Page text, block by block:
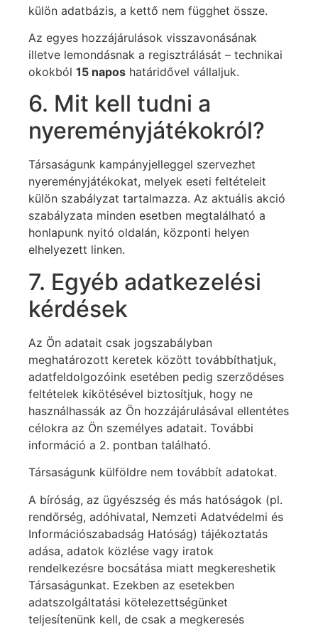
külön adatbázis, a kettő nem függhet össze.
Az egyes hozzájárulások visszavonásának
illetve lemondásnak a regisztrálását – technikai
okokból 15 napos határidővel vállaljuk.
6. Mit kell tudni a
nyereményjátékokról?
Társaságunk kampányjelleggel szervezhet
nyereményjátékokat, melyek eseti feltételeit
külön szabályzat tartalmazza. Az aktuális akció
szabályzata minden esetben megtalálható a
honlapunk nyitó oldalán, központi helyen
elhelyezett linken.
7. Egyéb adatkezelési
kérdések
Az Ön adatait csak jogszabályban
meghatározott keretek között továbbíthatjuk,
adatfeldolgozóink esetében pedig szerződéses
feltételek kikötésével biztosítjuk, hogy ne
használhassák az Ön hozzájárulásával ellentétes
célokra az Ön személyes adatait. További
információ a 2. pontban található.
Társaságunk külföldre nem továbbít adatokat.
A bíróság, az ügyészség és más hatóságok (pl.
rendőrség, adóhivatal, Nemzeti Adatvédelmi és
Információszabadság Hatóság) tájékoztatás
adása, adatok közlése vagy iratok
rendelkezésre bocsátása miatt megkereshetik
Társaságunkat. Ezekben az esetekben
adatszolgáltatási kötelezettségünket
teljesítenünk kell, de csak a megkeresés